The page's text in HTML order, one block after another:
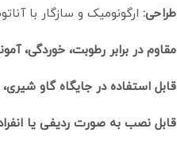
طراحی: ارگونومیک و سازگار با
مقاوم در برابر رطوبت، خوردگی،
قابل استفاده در جایگاه گاو
قابل نصب به صورت ردیفی یا